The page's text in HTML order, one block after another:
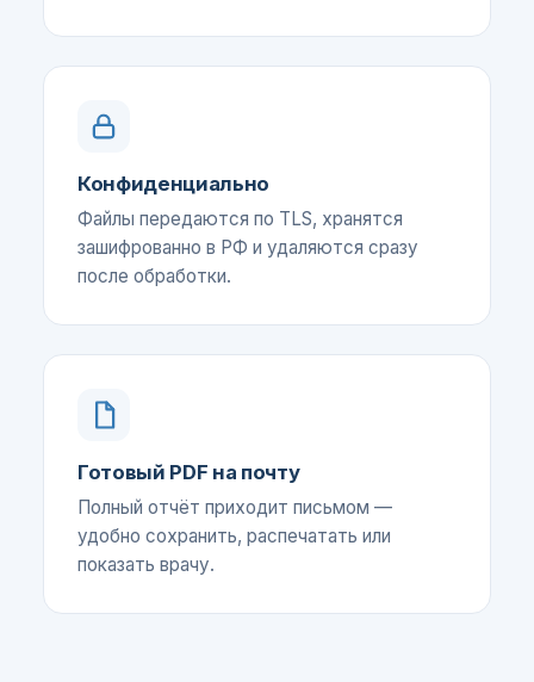
Конфиденциально
Файлы передаются по TLS, хранятся
зашифрованно в РФ и удаляются сразу
после обработки.
Готовый PDF на почту
Полный отчёт приходит письмом —
удобно сохранить, распечатать или
показать врачу.